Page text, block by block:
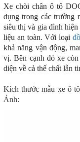
Xe chòi chân ô tô
dụng trong các trường
siêu thị và gia đình
liệu an toàn. Với loại
khả năng vận động,
vị. Bên cạnh đó xe
diện về cả thế chất lẫn
Kích thước mẫu xe ô
Ảnh: